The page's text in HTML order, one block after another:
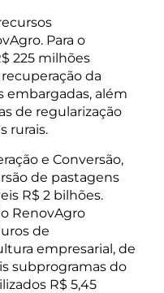
Para o
225 milhões
da
embargadas, além
de regularização
rurais.
e Conversão,
de pastagens
R$ 2 bilhões.
RenovAgro
de
empresarial, de
subprogramas do
R$ 5,45